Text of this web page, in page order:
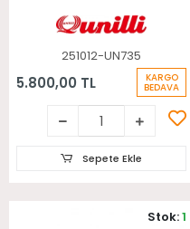
251012-UN735
5.800,00 TL KARGO
BEDAVA
Sepete Ekle
Stok:1